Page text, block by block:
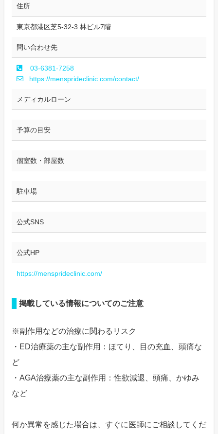
住所
東京都港区芝5-32-3 林ビル7階
問い合わせ先
03-6381-7258
https://mensprideclinic.com/contact/
メディカルローン
予算の目安
個室数・部屋数
駐車場
公式SNS
公式HP
https://mensprideclinic.com/
掲載している情報についてのご注意
※副作用などの治療に関わるリスク
・ED治療薬の主な副作用：ほてり、目の充血、頭痛な
ど
・AGA治療薬の主な副作用：性欲減退、頭痛、かゆみ
など
何か異常を感じた場合は、すぐに医師にご相談してくだ